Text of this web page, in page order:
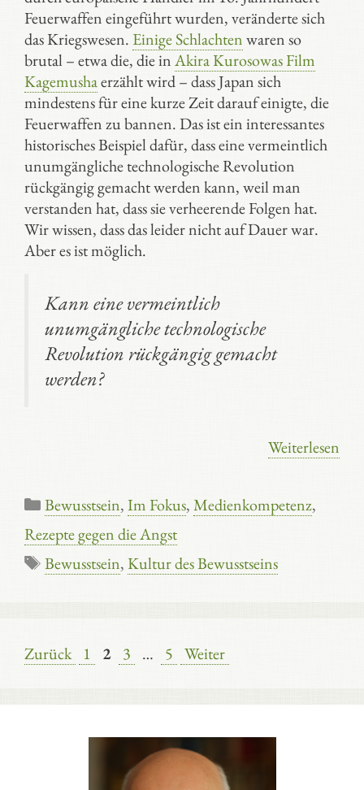
Feuerwaffen eingeführt wurden, veränderte sich
das Kriegswesen. Einige Schlachtenwaren so
brutal – etwa die, die inAkira Kurosowas Film
Kagemushaerzählt wird – dass Japan sich
mindestens für eine kurze Zeit darauf einigte, die
Feuerwaffen zu bannen. Das ist ein interessantes
historisches Beispiel dafür, dass eine vermeintlich
unumgängliche technologische Revolution
rückgängig gemacht werden kann, weil man
verstanden hat, dass sie verheerende Folgen hat.
Wir wissen, dass das leider nicht auf Dauer war.
Aber es ist möglich.
Kann eine vermeintlich
unumgängliche technologische
Revolution rückgängig gemacht
werden?
Weiterlesen
Kategorien
Bewusstsein,Im Fokus,Medienkompetenz,
Rezepte gegen die Angst
Schlagwörter
Bewusstsein,Kultur des Bewusstseins
Zurück Seite
1 Seite
2 Seite
3 … Seite
5 Weiter